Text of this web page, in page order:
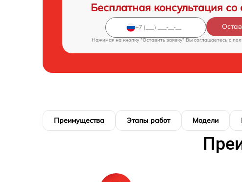
Бесплатная консультация
Нажимая на кнопку "Оставить заявку" Вы соглашаетесь c
Преимущества Этапы работ Модели